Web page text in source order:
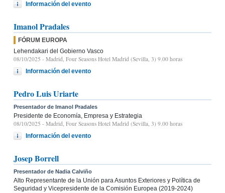
Información del evento
Imanol Pradales
FÓRUM EUROPA
Lehendakari del Gobierno Vasco
08/10/2025 - Madrid, Four Seasons Hotel Madrid (Sevilla, 3) 9.00 horas
Información del evento
Pedro Luis Uriarte
Presentador de Imanol Pradales
Presidente de Economía, Empresa y Estrategia
08/10/2025 - Madrid, Four Seasons Hotel Madrid (Sevilla, 3) 9.00 horas
Información del evento
Josep Borrell
Presentador de Nadia Calviño
Alto Representante de la Unión para Asuntos Exteriores y Política de
Seguridad y Vicepresidente de la Comisión Europea (2019-2024)